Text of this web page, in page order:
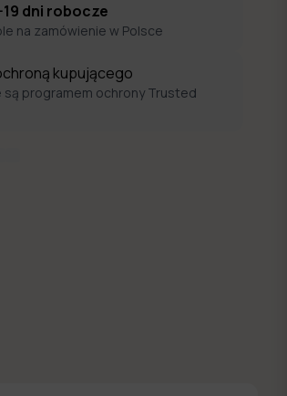
dni robocze
na zamówienie w Polsce
kupującego
są programem ochrony Trusted